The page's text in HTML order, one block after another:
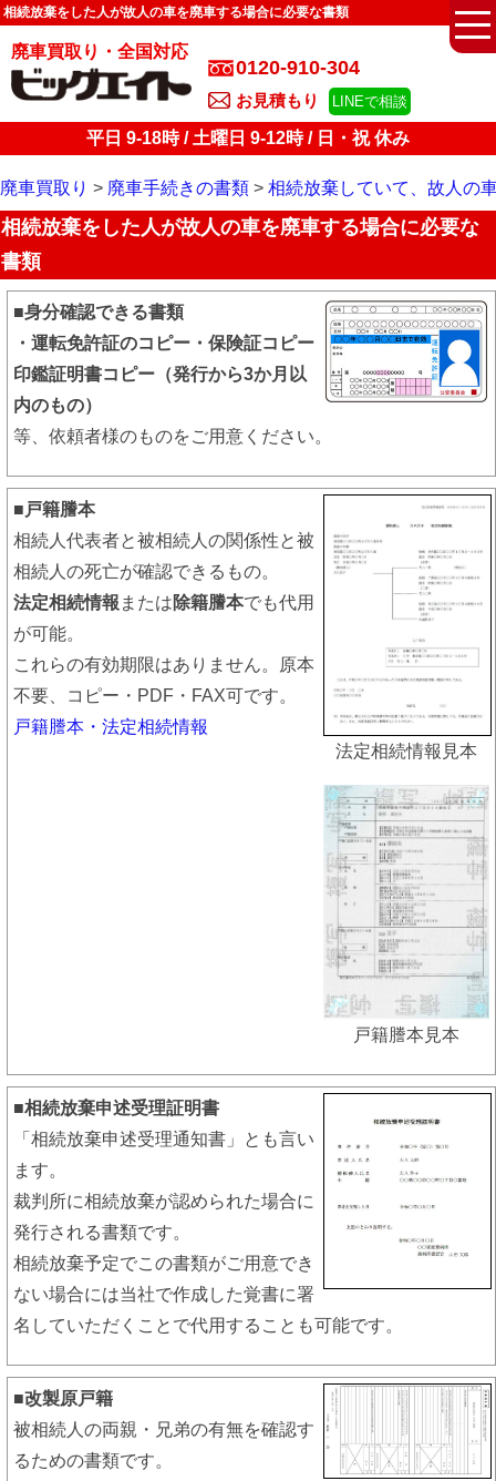
相続放棄をした人が故人の車を廃車する場合に必要な書類
廃車買取り・全国対応
0120-910-304
お見積もり LINEで相談
平日 9-18時 / 土曜日 9-12時 / 日・祝 休み
廃車買取り 廃車手続きの書類 相続放棄していて、故人の
相続放棄をした人が故人の車を廃車する場合に必要な
書類
■身分確認できる書類
・運転免許証のコピー・保険証コピー
印鑑証明書コピー（発行から3か月以
内のもの）
等、依頼者様のものをご用意ください。
法定相続情報見本
戸籍謄本見本
■戸籍謄本
相続人代表者と被相続人の関係性と被
相続人の死亡が確認できるもの。
法定相続情報 または除籍謄本でも代用
が可能。
これらの有効期限はありません。原本
不要、コピー・PDF・FAX可です。
戸籍謄本・法定相続情報
■相続放棄申述受理証明書
「相続放棄申述受理通知書」とも言い
ます。
裁判所に相続放棄が認められた場合に
発行される書類です。
相続放棄予定でこの書類がご用意でき
ない場合には当社で作成した覚書に署
名していただくことで代用することも可能です。
■改製原戸籍
被相続人の両親・兄弟の有無を確認す
るための書類です。